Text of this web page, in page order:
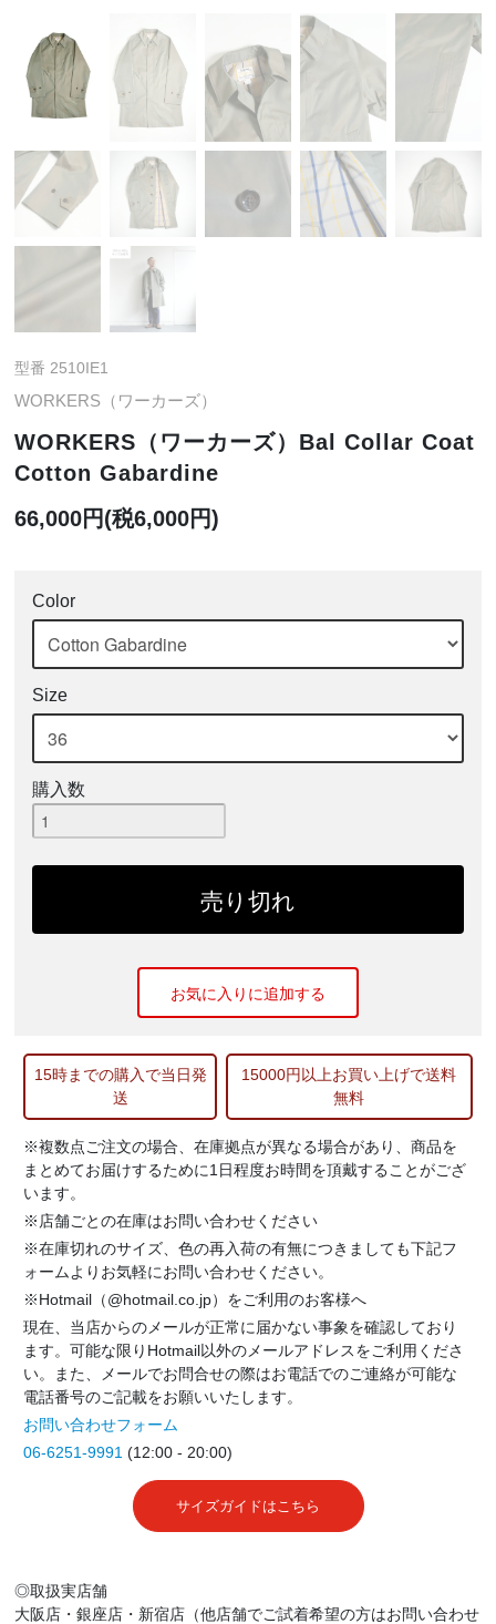
型番 2510IE1
WORKERS（ワーカーズ）
WORKERS（ワーカーズ）Bal Collar Coat
Cotton Gabardine
66,000円(税6,000円)
Color
Size
購入数
お気に入りに追加する
15時までの購入で当日発
送
15000円以上お買い上げで送料
無料
※複数点ご注文の場合、在庫拠点が異なる場合があり、商品を
まとめてお届けするために1日程度お時間を頂戴することがござ
います。
※店舗ごとの在庫はお問い合わせください
※在庫切れのサイズ、色の再入荷の有無につきましても下記フ
ォームよりお気軽にお問い合わせください。
※Hotmail（@hotmail.co.jp）をご利用のお客様へ
現在、当店からのメールが正常に届かない事象を確認しており
ます。可能な限りHotmail以外のメールアドレスをご利用くださ
い。また、メールでお問合せの際はお電話でのご連絡が可能な
電話番号のご記載をお願いいたします。
お問い合わせフォーム
06-6251-9991 (12:00 - 20:00)
サイズガイドはこちら
◎取扱実店舗
大阪店・銀座店・新宿店（他店舗でご試着希望の方はお問い合わせ